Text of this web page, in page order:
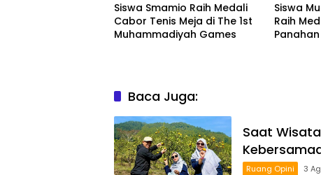
Siswa Smamio Raih Medali
Cabor Tenis Meja di The 1st
Muhammadiyah Games
Siswa
Raih
Panahan
Baca Juga:
Saat
Ruang Opini 3